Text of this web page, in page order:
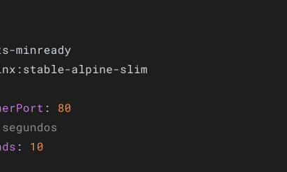
-minready
:stable-alpine-slim
:
80
: 10